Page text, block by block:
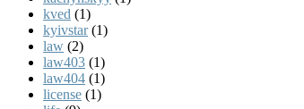
kved (1)
kyivstar (1)
law (2)
law403 (1)
law404 (1)
license (1)